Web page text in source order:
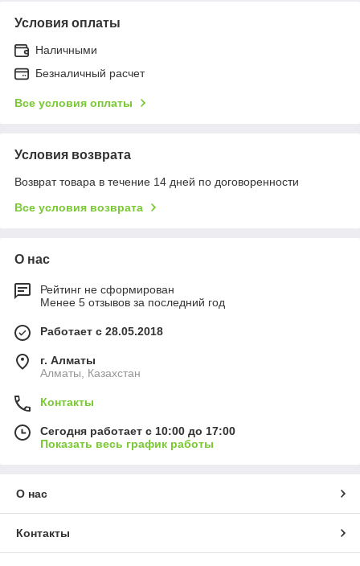
Условия оплаты
Наличными
Безналичный расчет
Все условия оплаты
Условия возврата
Возврат товара в течение 14 дней по договоренности
Все условия возврата
О нас
Рейтинг не сформирован
Менее 5 отзывов за последний год
Работает с 28.05.2018
г. Алматы
Алматы, Казахстан
Контакты
Сегодня работает с 10:00 до 17:00
Показать весь график работы
О нас
Контакты